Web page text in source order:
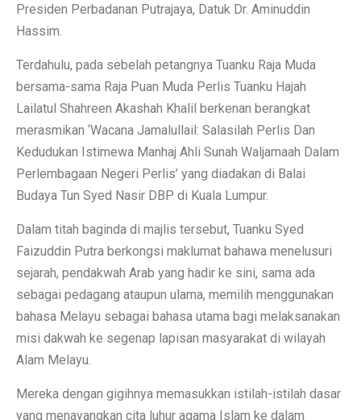
Presiden Perbadanan Putrajaya, Datuk Dr. Aminuddin
Hassim.
Terdahulu, pada sebelah petangnya Tuanku Raja Muda
bersama-sama Raja Puan Muda Perlis Tuanku Hajah
Lailatul Shahreen Akashah Khalil berkenan berangkat
merasmikan ‘Wacana Jamalullail: Salasilah Perlis Dan
Kedudukan Istimewa Manhaj Ahli Sunah Waljamaah Dalam
Perlembagaan Negeri Perlis’ yang diadakan di Balai
Budaya Tun Syed Nasir DBP di Kuala Lumpur.
Dalam titah baginda di majlis tersebut, Tuanku Syed
Faizuddin Putra berkongsi maklumat bahawa menelusuri
sejarah, pendakwah Arab yang hadir ke sini, sama ada
sebagai pedagang ataupun ulama, memilih menggunakan
bahasa Melayu sebagai bahasa utama bagi melaksanakan
misi dakwah ke segenap lapisan masyarakat di wilayah
Alam Melayu.
Mereka dengan gigihnya memasukkan istilah-istilah dasar
yang menayangkan cita luhur agama Islam ke dalam